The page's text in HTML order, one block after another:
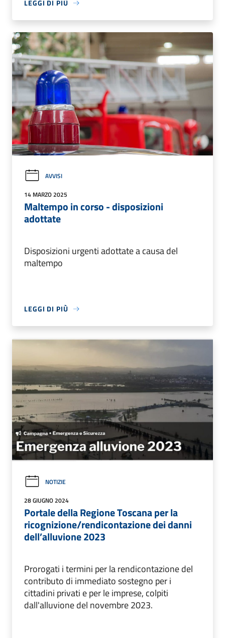
LEGGI DI PIÙ
AVVISI
14 MARZO 2025
Maltempo in corso - disposizioni
adottate
Disposizioni urgenti adottate a causa del
maltempo
LEGGI DI PIÙ
NOTIZIE
28 GIUGNO 2024
Portale della Regione Toscana per la
ricognizione/rendicontazione dei danni
dell’alluvione 2023
Prorogati i termini per la rendicontazione del
contributo di immediato sostegno per i
cittadini privati e per le imprese, colpiti
dall'alluvione del novembre 2023.